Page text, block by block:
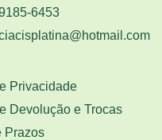
6453
Privacidade
Devolução e Trocas
Prazos